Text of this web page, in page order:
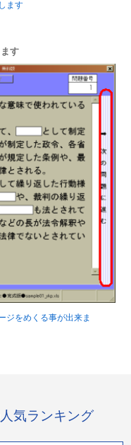
ます
す
ジをめくる事が出来ま
気ランキング